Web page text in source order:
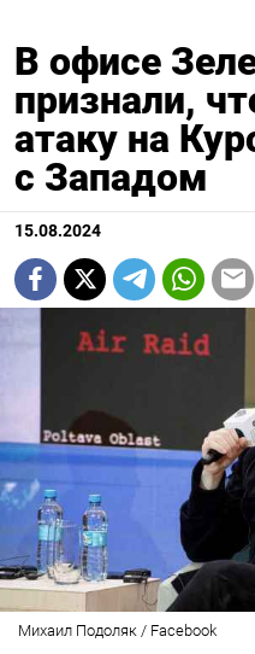
В офисе
признали,
атаку на
с Западом
15.08.2024
Михаил Подоляк / Facebook